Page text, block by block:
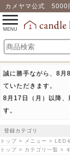
カメヤマ公式 5000
toggle
navigation
MENU
誠に勝手ながら、8月
ていただきます。
8月17日（月）以降、
す。
登録カテゴリ
トップ > メニュー > LED
トップ > カテゴリ一覧 >